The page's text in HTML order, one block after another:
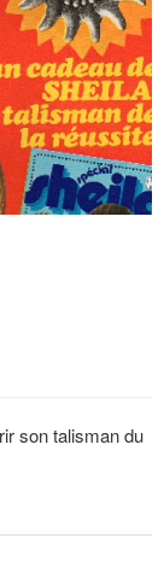
son talisman du